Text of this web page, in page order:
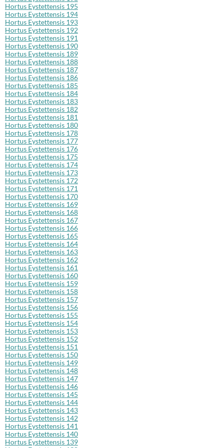
Hortus Eystettensis 195
Hortus Eystettensis 194
Hortus Eystettensis 193
Hortus Eystettensis 192
Hortus Eystettensis 191
Hortus Eystettensis 190
Hortus Eystettensis 189
Hortus Eystettensis 188
Hortus Eystettensis 187
Hortus Eystettensis 186
Hortus Eystettensis 185
Hortus Eystettensis 184
Hortus Eystettensis 183
Hortus Eystettensis 182
Hortus Eystettensis 181
Hortus Eystettensis 180
Hortus Eystettensis 178
Hortus Eystettensis 177
Hortus Eystettensis 176
Hortus Eystettensis 175
Hortus Eystettensis 174
Hortus Eystettensis 173
Hortus Eystettensis 172
Hortus Eystettensis 171
Hortus Eystettensis 170
Hortus Eystettensis 169
Hortus Eystettensis 168
Hortus Eystettensis 167
Hortus Eystettensis 166
Hortus Eystettensis 165
Hortus Eystettensis 164
Hortus Eystettensis 163
Hortus Eystettensis 162
Hortus Eystettensis 161
Hortus Eystettensis 160
Hortus Eystettensis 159
Hortus Eystettensis 158
Hortus Eystettensis 157
Hortus Eystettensis 156
Hortus Eystettensis 155
Hortus Eystettensis 154
Hortus Eystettensis 153
Hortus Eystettensis 152
Hortus Eystettensis 151
Hortus Eystettensis 150
Hortus Eystettensis 149
Hortus Eystettensis 148
Hortus Eystettensis 147
Hortus Eystettensis 146
Hortus Eystettensis 145
Hortus Eystettensis 144
Hortus Eystettensis 143
Hortus Eystettensis 142
Hortus Eystettensis 141
Hortus Eystettensis 140
Hortus Eystettensis 139